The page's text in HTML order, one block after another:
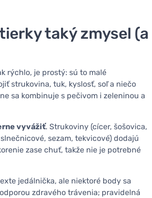
taký zmysel (a
rýchlo, je prostý: sú to malé
strukovina, tuk, kyslosť, soľ a niečo
sa kombinuje s pečivom i zeleninou a
vyvážiť. Strukoviny (cícer, šošovica,
sezam, tekvicové) dodajú
zase chuť, takže nie je potrebné
jedálnička, ale niektoré body sa
zdravého trávenia; pravidelná